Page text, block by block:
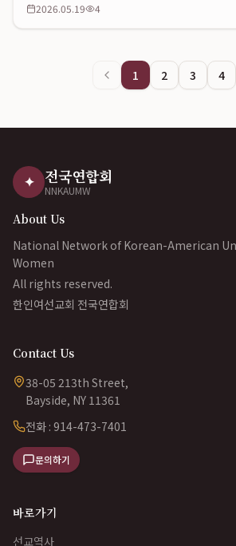
2026.05.19 4
1 2 3 4
✦ 전국연합회
NNKAUMW
About Us
National Network of Korean-American
Women
All rights reserved.
한인여선교회 전국연합회
Contact Us
38-05 213th Street,
Bayside, NY 11361
전화 : 914-473-7401
문의하기
바로가기
선교역사